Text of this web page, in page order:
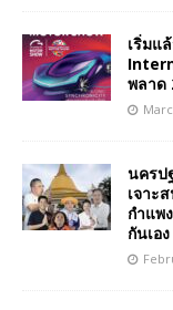
เริ่มแ
พลาด
นครป
เจาะ
กำแพ
กันเอง